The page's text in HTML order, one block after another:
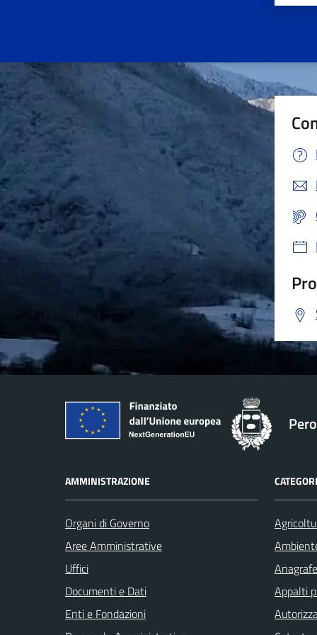
AMMINISTRAZIONE
Organi di Governo
Aree Amministrative
Uffici
Documenti e Dati
Enti e Fondazioni
Appalti